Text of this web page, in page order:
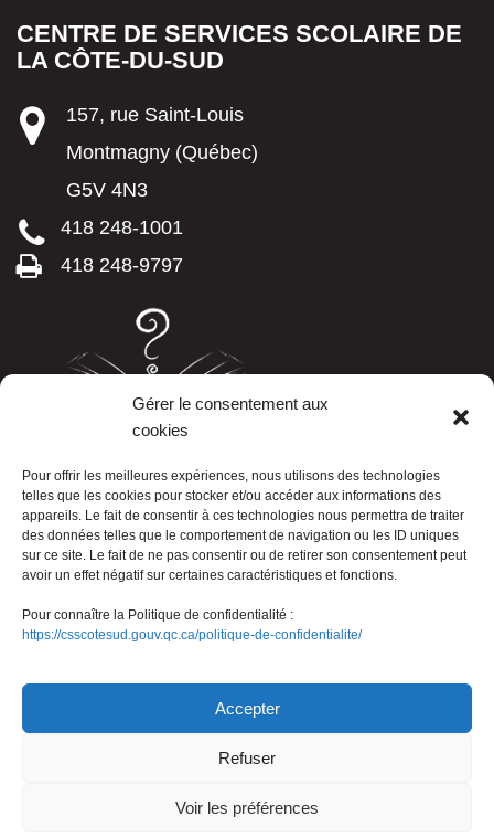
Gérer le consentement aux
cookies
Pour offrir les meilleures expériences, nous utilisons des technologies
telles que les cookies pour stocker et/ou accéder aux informations des
appareils. Le fait de consentir à ces technologies nous permettra de traiter
des données telles que le comportement de navigation ou les ID uniques
sur ce site. Le fait de ne pas consentir ou de retirer son consentement peut
avoir un effet négatif sur certaines caractéristiques et fonctions.
Pour connaître la Politique de confidentialité :
https://csscotesud.gouv.qc.ca/politique-de-confidentialite/
Accepter
Refuser
Voir les préférences
CENTRE DE SERVICES SCOLAIRE DE
LA CÔTE-DU-SUD
157, rue Saint-Louis
Montmagny (Québec)
G5V 4N3
418 248-1001
418 248-9797
LISTE TÉLÉPHONIQUE
Nous joindre
© Gouvernement du Québec, 2026